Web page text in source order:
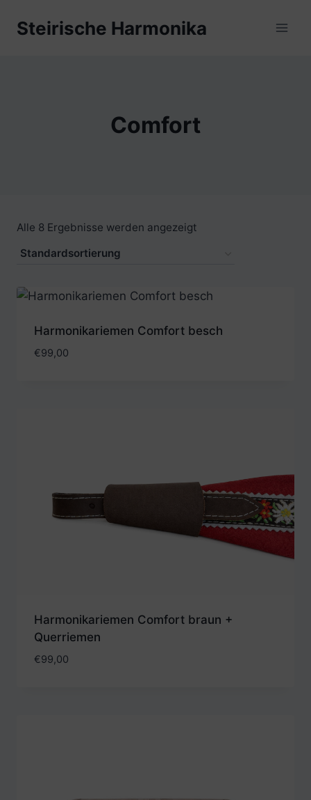
InhaltSteirische Harmonika
Comfort
Alle 8 Ergebnisse werden angezeigt
Harmonikariemen Comfort besch
€99,00
Harmonikariemen Comfort braun +
Querriemen
€99,00